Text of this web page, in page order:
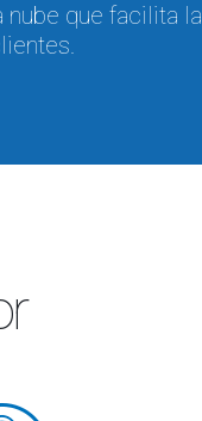
que facilita la